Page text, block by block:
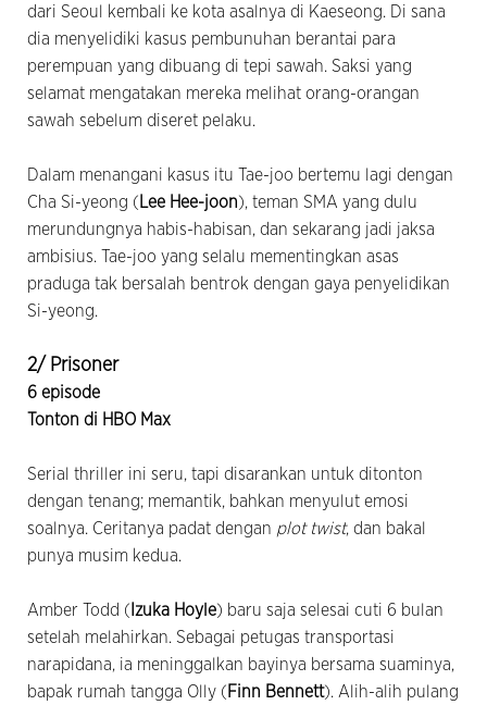
dari Seoul kembali ke kota asalnya di Kaeseong. Di sana
dia menyelidiki kasus pembunuhan berantai para
perempuan yang dibuang di tepi sawah. Saksi yang
selamat mengatakan mereka melihat orang-orangan
sawah sebelum diseret pelaku.
Dalam menangani kasus itu Tae-joo bertemu lagi dengan
Cha Si-yeong ( Lee Hee-joon), teman SMA yang dulu
merundungnya habis-habisan, dan sekarang jadi jaksa
ambisius. Tae-joo yang selalu mementingkan asas
praduga tak bersalah bentrok dengan gaya penyelidikan
Si-yeong.
2/ Prisoner
6 episode
Tonton di HBO Max
Serial thriller ini seru, tapi disarankan untuk ditonton
dengan tenang; memantik, bahkan menyulut emosi
soalnya. Ceritanya padat dengan plot twist, dan bakal
punya musim kedua.
Amber Todd ( Izuka Hoyle) baru saja selesai cuti 6 bulan
setelah melahirkan. Sebagai petugas transportasi
narapidana, ia meninggalkan bayinya bersama suaminya,
bapak rumah tangga Olly (Finn Bennett). Alih-alih pulang